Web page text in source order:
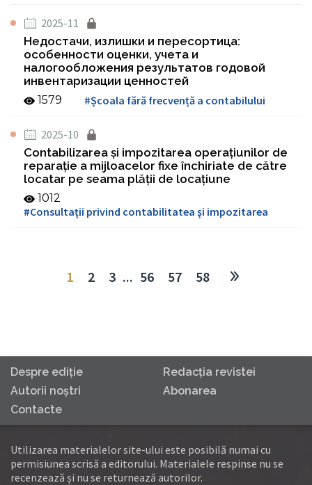
2025-11
Недостачи, излишки и пересортица:
особенности оценки, учета и
налогообложения результатов годовой
инвентаризации ценностей
1579 #Școala fără frecvență a contabilului
2025-10
Contabilizarea şi impozitarea operaţiunilor de
reparaţie a mijloacelor fixe închiriate de către
locatar pe seama plăţii de locaţiune
1012
#Consultaţii privind contabilitatea şi impozitarea
1 2 3 ... 56 57 58
Despre ediţie
Redacţia revistei
Autorii noştri
Abonarea
Contacte
Utilizarea materialelor site-ului este posibilă numai cu
permisiunea scrisă a editorului. Materialele respinse nu se
recenzează și nu se returnează autorilor.